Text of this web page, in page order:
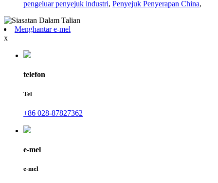
pengeluar penyejuk industri, Penyejuk Penyerapan China,
Menghantar e-mel
x
telefon
Tel
+86 028-87827362
e-mel
e-mel